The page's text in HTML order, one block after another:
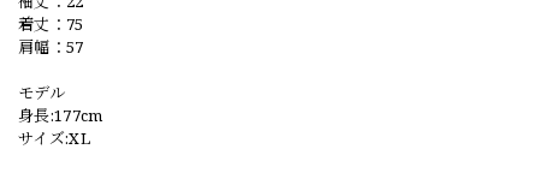
着丈：75
肩幅：57
モデル
身長:177cm
サイズ:XL